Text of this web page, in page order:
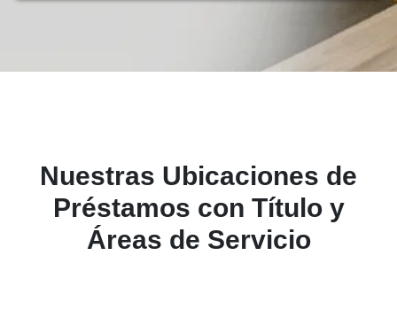
Nuestras Ubicaciones de
Préstamos con Título y
Áreas de Servicio